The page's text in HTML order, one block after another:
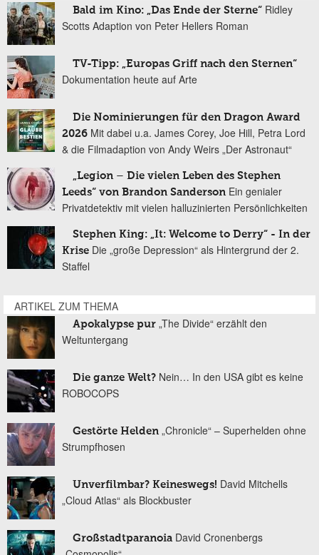
Bald im Kino: „Das Ende der Sterne“ Ridley
Scotts Adaption von Peter Hellers Roman
TV-Tipp: „Europas Griff nach den Sternen“
Dokumentation heute auf Arte
Die Nominierungen für den Dragon Award
2026 Mit dabei u.a. James Corey, Joe Hill, Petra Lord
& die Filmadaption von Andy Weirs „Der Astronaut“
„Legion – Die vielen Leben des Stephen
Leeds“ von Brandon Sanderson Ein genialer
Privatdetektiv mit vielen halluzinierten Persönlichkeiten
Stephen King: „It: Welcome to Derry“ - In der
Krise Die „große Depression“ als Hintergrund der 2.
Staffel
ARTIKEL ZUM THEMA
Apokalypse pur „The Divide“ erzählt den
Weltuntergang
Die ganze Welt? Nein… In den USA gibt es keine
ROBOCOPS
Gestörte Helden „Chronicle“ – Superhelden ohne
Strumpfhosen
Unverfilmbar? Keineswegs! David Mitchells
„Cloud Atlas“ als Blockbuster
Großstadtparanoia David Cronenbergs